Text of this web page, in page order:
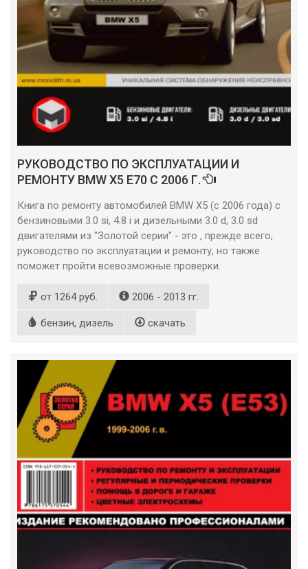
РУКОВОДСТВО ПО ЭКСПЛУАТАЦИИ И
РЕМОНТУ BMW X5 E70 С 2006 Г.
Книга по ремонту автомобилей BMW X5 (с 2006 года) с
бензиновыми 3.0 si, 4.8 i и дизельными 3.0 d, 3.0 sd
двигателями из "Золотой серии" - это , прежде всего,
руководство по эксплуатации и ремонту, но также
поможет пройти всевозможные проверки.
от 1264 руб. 2006 - 2013 гг.
бензин, дизель скачать